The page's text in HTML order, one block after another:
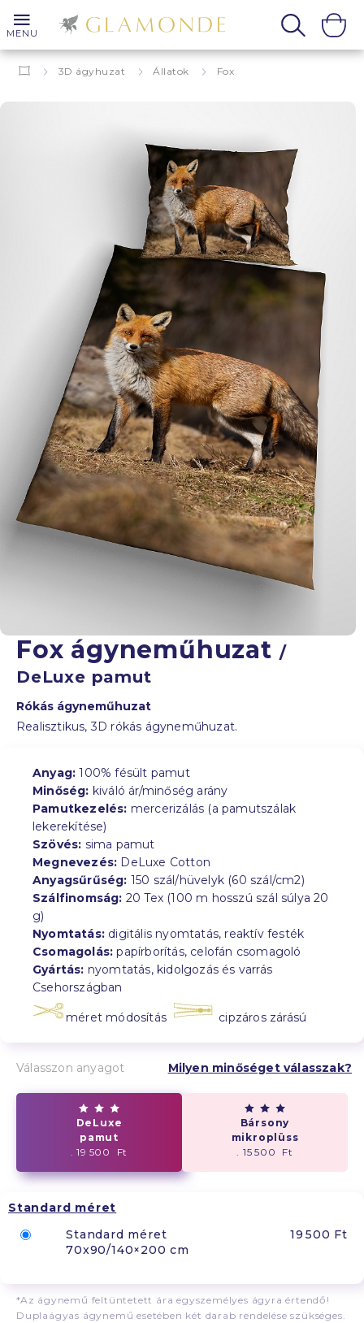
MENU
3D ágyhuzat Állatok Fox
Fox ágyneműhuzat /
DeLuxe pamut
Rókás ágyneműhuzat
Realisztikus, 3D rókás ágyneműhuzat.
Anyag: 100% fésült pamut
Minőség: kiváló ár/minőség arány
Pamutkezelés: mercerizálás (a pamutszálak
lekerekítése)
Szövés: sima pamut
Megnevezés: DeLuxe Cotton
Anyagsűrűség: 150 szál/hüvelyk (60 szál/cm2)
Szálfinomság: 20 Tex (100 m hosszú szál súlya 20
g)
Nyomtatás: digitális nyomtatás, reaktív festék
Csomagolás: papírborítás, celofán csomagoló
Gyártás: nyomtatás, kidolgozás és varrás
Csehországban
méret módosítás cipzáros zárású
Válasszon anyagot Milyen minőséget válasszak?
DeLuxe
pamut
. 19 500 Ft
Bársony
mikroplüss
. 15 500 Ft
Standard méret
Standard méret
70x90/140×200 cm
19 500 Ft
*Az ágynemű feltüntetett ára egyszemélyes ágyra értendő!
Duplaágyas ágynemű esetében két darab rendelése szükséges.